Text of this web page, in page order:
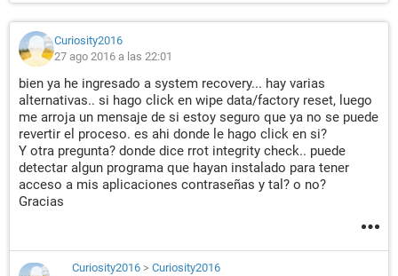
Curiosity2016
27 ago 2016 a las 22:01
bien ya he ingresado a system recovery... hay varias
alternativas.. si hago click en wipe data/factory reset, luego
me arroja un mensaje de si estoy seguro que ya no se puede
revertir el proceso. es ahi donde le hago click en si?
Y otra pregunta? donde dice rrot integrity check.. puede
detectar algun programa que hayan instalado para tener
acceso a mis aplicaciones contraseñas y tal? o no?
Gracias
Curiosity2016 > Curiosity2016